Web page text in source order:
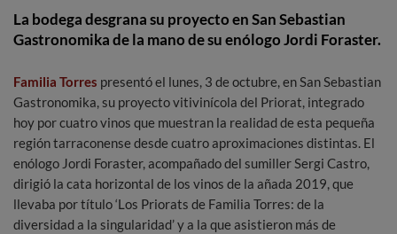
La bodega desgrana su proyecto en San Sebastian
Gastronomika de la mano de su enólogo Jordi Foraster.
Familia Torres presentó el lunes, 3 de octubre, en San Sebastian
Gastronomika, su proyecto vitivinícola del Priorat, integrado
hoy por cuatro vinos que muestran la realidad de esta pequeña
región tarraconense desde cuatro aproximaciones distintas. El
enólogo Jordi Foraster, acompañado del sumiller Sergi Castro,
dirigió la cata horizontal de los vinos de la añada 2019, que
llevaba por título ‘Los Priorats de Familia Torres: de la
diversidad a la singularidad’ y a la que asistieron más de